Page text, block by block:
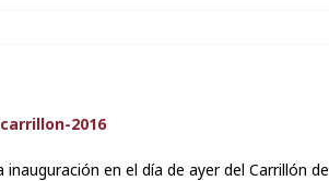
en el día de ayer del Carrillón de